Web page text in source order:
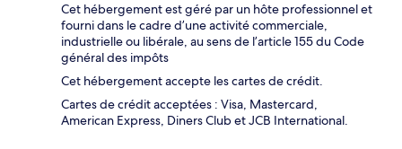
Cet hébergement est géré par un hôte professionnel et
fourni dans le cadre d’une activité commerciale,
industrielle ou libérale, au sens de l’article 155 du Code
général des impôts
Cet hébergement accepte les cartes de crédit.
Cartes de crédit acceptées : Visa, Mastercard,
American Express, Diners Club et JCB International.